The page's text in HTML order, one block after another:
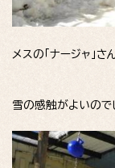
メスの「ナージャ」さん
雪の感触がよいので